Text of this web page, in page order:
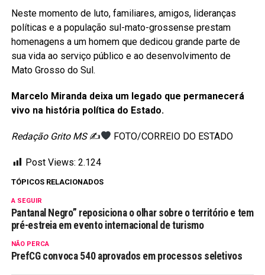
Neste momento de luto, familiares, amigos, lideranças
políticas e a população sul-mato-grossense prestam
homenagens a um homem que dedicou grande parte de
sua vida ao serviço público e ao desenvolvimento de
Mato Grosso do Sul.
Marcelo Miranda deixa um legado que permanecerá
vivo na história política do Estado.
Redação Grito MS✍ FOTO/CORREIO DO ESTADO
Post Views: 2.124
TÓPICOS RELACIONADOS
A SEGUIR
Pantanal Negro” reposiciona o olhar sobre o território e tem
pré-estreia em evento internacional de turismo
NÃO PERCA
PrefCG convoca 540 aprovados em processos seletivos